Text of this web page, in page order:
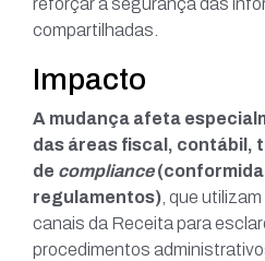
reforçar a segurança das
compartilhadas.
Impacto
A mudança afeta
das áreas fiscal, contábil,
de compliance
regulamentos) , que
canais da Receita para
procedimentos